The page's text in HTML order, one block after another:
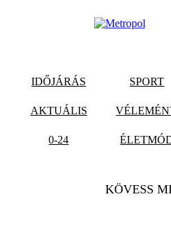
IDŐJÁRÁS SPORT
AKTUÁLIS
0-24
KÖVESS